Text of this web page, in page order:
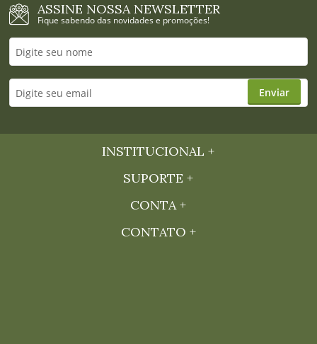
ASSINE NOSSA NEWSLETTER
Fique sabendo das novidades e promoções!
Enviar
INSTITUCIONAL
SUPORTE
CONTA
CONTATO